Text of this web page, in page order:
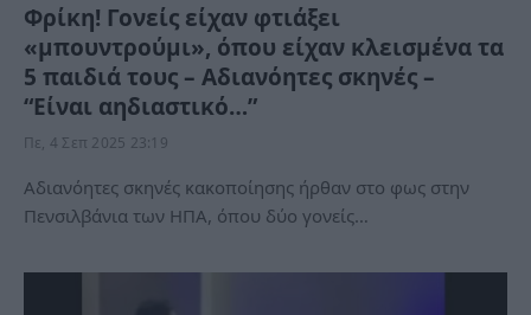
Φρίκη! Γονείς είχαν φτιάξει
«μπουντρούμι», όπου είχαν κλεισμένα τα
5 παιδιά τους – Αδιανόητες σκηνές –
“Είναι αηδιαστικό…”
Πε, 4 Σεπ 2025 23:19
Αδιανόητες σκηνές κακοποίησης ήρθαν στο φως στην
Πενσιλβάνια των ΗΠΑ, όπου δύο γονείς…